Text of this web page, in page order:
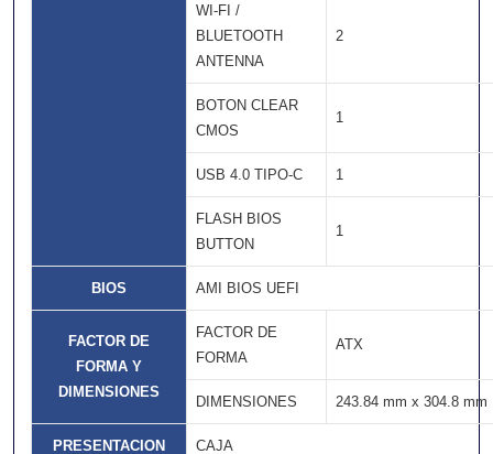
WI-FI /
BLUETOOTH
ANTENNA
2
BOTON CLEAR
CMOS
1
USB 4.0 TIPO-C 1
FLASH BIOS
BUTTON
1
BIOS AMI BIOS UEFI
FACTOR DE
FORMA Y
DIMENSIONES
FACTOR DE
FORMA
ATX
DIMENSIONES 243.84 mm x 304.8 mm
PRESENTACION CAJA